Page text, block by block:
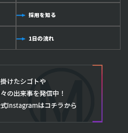
採用を知る
1日の流れ